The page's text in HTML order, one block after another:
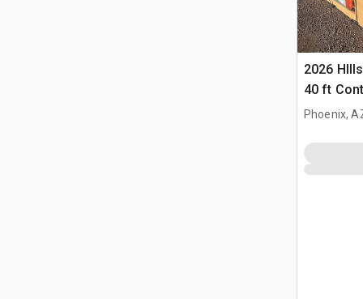
2026
40 ft
Carpa
Phoenix,